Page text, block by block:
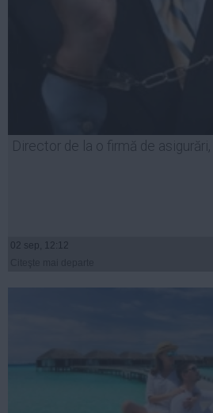
Director de la o firmă de
02 sep, 12:12